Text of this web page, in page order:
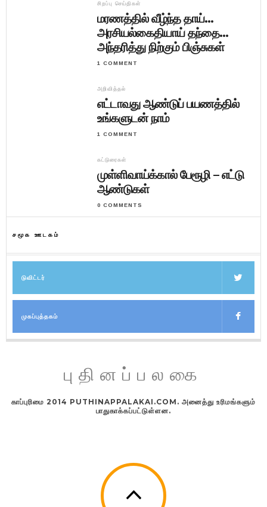
சிறப்பு செய்திகள்
மரணத்தில் வீழ்ந்த தாய்…
அரசியல்கைதியாய் தந்தை…
அந்தரித்து நிற்கும் பிஞ்சுகள்
1 COMMENT
அறிவித்தல்
எட்டாவது ஆண்டுப் பயணத்தில்
உங்களுடன் நாம்
1 COMMENT
கட்டுரைகள்
முள்ளிவாய்க்கால் பேரூழி – எட்டு
ஆண்டுகள்
0 COMMENTS
சமூக ஊடகம்
டுவிட்டர்
முகப்புத்தகம்
புதினப்பலகை
காப்புரிமை 2014 PUTHINAPPALAKAI.COM. அனைத்து உரிமங்களும்
பாதுகாக்கப்பட்டுள்ளன.